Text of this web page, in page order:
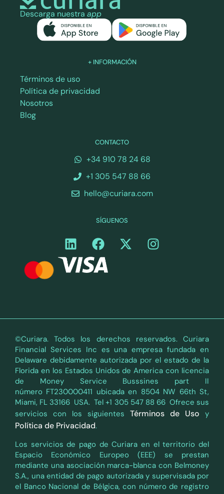
Descarga nuestra app
+ INFORMACIÓN
Términos de uso
Política de privacidad
Nosotros
Blog
CONTACTO
+34 910 78 24 68
+1 305 547 88 66
hello@curiara.com
SÍGUENOS
©Curiara. Todos los derechos reservados. Curiara
Financial Services Inc es una empresa fundada en
Delaware debidamente autorizada por el estado de la
Florida en los Estados Unidos de America con licencia
de Money Service Busssines part II
número FT230000411 ubicada en 8504 NW 66th St,
Miami, FL 33166 USA. Tel +1 305 547 88 66 Ofrece sus
servicios con los siguientes Términos de Uso y
Política de Privacidad.
Los servicios de pago de Curiara en el territorio del
Espacio Económico Europeo (EEE) se prestan
mediante una asociación marca-blanca con Belmoney
S.A., una entidad de pago autorizada y supervisada por
el Banco Nacional de Bélgica, con número de registro